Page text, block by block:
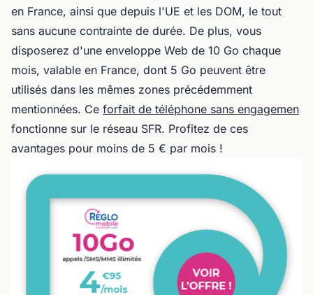
en France, ainsi que depuis l'UE et les DOM, le tout
sans aucune contrainte de durée. De plus, vous
disposerez d'une enveloppe Web de 10 Go chaque
mois, valable en France, dont 5 Go peuvent être
utilisés dans les mêmes zones précédemment
mentionnées. Ce forfait de téléphone sans engagemen
fonctionne sur le réseau SFR. Profitez de ces
avantages pour moins de 5 € par mois !